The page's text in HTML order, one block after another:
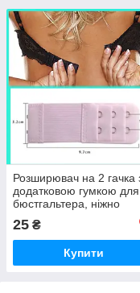
Розширювач на 2 гачка
додатковою гумкою для
бюстгальтера, ніжно
25 ₴
Купити